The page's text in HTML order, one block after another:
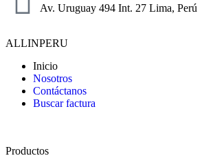
Av. Uruguay 494 Int. 27 Lima, Perú
ALLINPERU
Inicio
Nosotros
Contáctanos
Buscar factura
Productos